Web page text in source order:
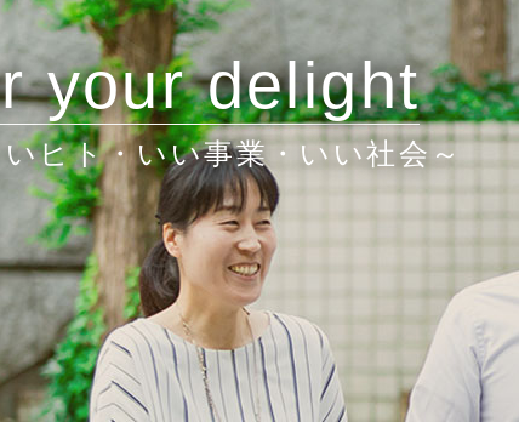
your delight
いヒト・いい事業・いい社会～